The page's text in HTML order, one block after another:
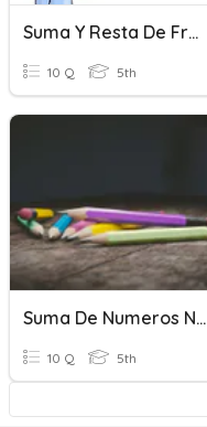
Suma Y Resta De Fracciones
10 Q 5th
Suma De Numeros Naturales
10 Q 5th